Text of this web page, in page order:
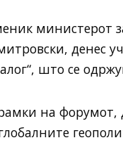
министерот
денес
што се
на форумот,